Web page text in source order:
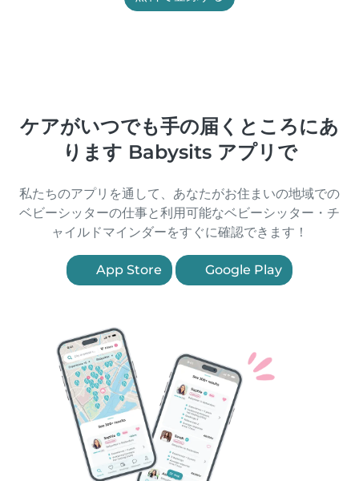
ケアがいつでも手の届くところにあ
ります Babysits アプリで
私たちのアプリを通して、あなたがお住まいの地域での
ベビーシッターの仕事と利用可能なベビーシッター・チ
ャイルドマインダーをすぐに確認できます！
App Store Google Play